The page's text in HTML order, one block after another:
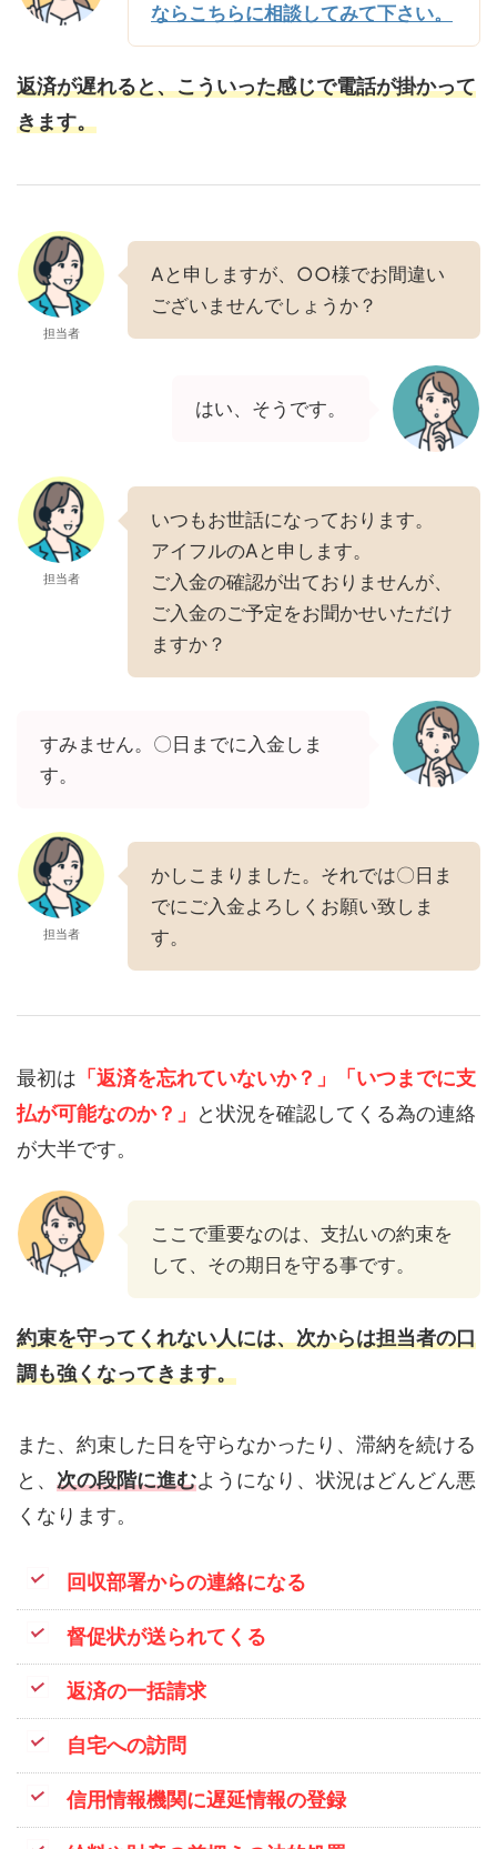
ならこちらに相談してみて下さい。
返済が遅れると、こういった感じで電話が掛かって
きます。
担当者
Aと申しますが、○○様でお間違い
ございませんでしょうか？
はい、そうです。
担当者
いつもお世話になっております。
アイフルのAと申します。
ご入金の確認が出ておりませんが、
ご入金のご予定をお聞かせいただけ
ますか？
すみません。〇日までに入金しま
す。
担当者
かしこまりました。それでは〇日ま
でにご入金よろしくお願い致しま
す。
最初は 「返済を忘れていないか？」
「いつまでに支
払が可能なのか？」
と状況を確認してくる為の連絡
が大半です。
ここで重要なのは、支払いの約束を
して、その期日を守る事です。
約束を守ってくれない人には、次からは担当者の口
調も強くなってきます。
また、約束した日を守らなかったり、滞納を続ける
と、 次の段階に進むようになり、状況はどんどん悪
くなります。
回収部署からの連絡になる
督促状が送られてくる
返済の一括請求
自宅への訪問
信用情報機関に遅延情報の登録